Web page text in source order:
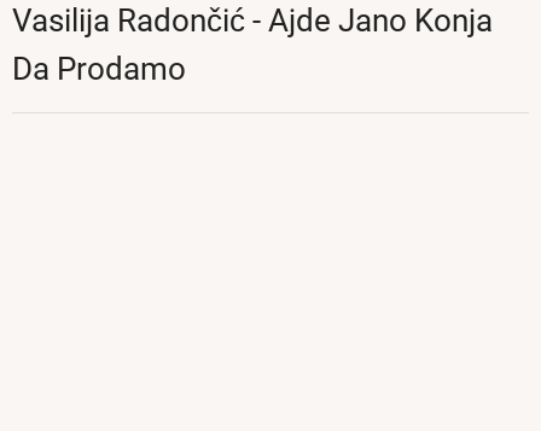
Vasilija Radončić - Ajde Jano Konja
Da Prodamo